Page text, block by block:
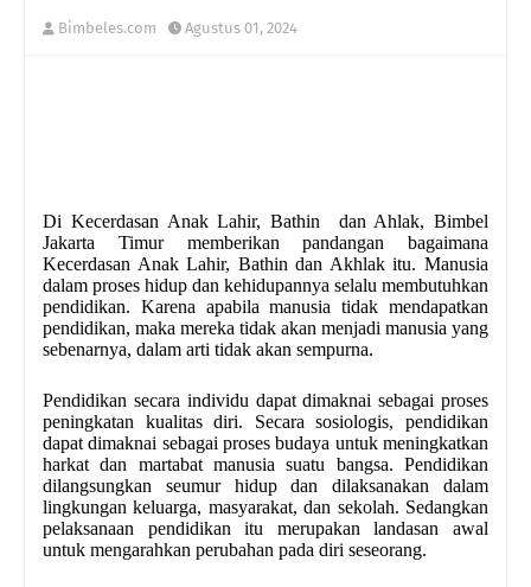
Bimbeles.com Agustus 01, 2024
Di Kecerdasan Anak Lahir, Bathin dan Ahlak, Bimbel
Jakarta Timur memberikan pandangan bagaimana
Kecerdasan Anak Lahir, Bathin dan Akhlak itu. Manusia
dalam proses hidup dan kehidupannya selalu membutuhkan
pendidikan. Karena apabila manusia tidak mendapatkan
pendidikan, maka mereka tidak akan menjadi manusia yang
sebenarnya, dalam arti tidak akan sempurna.
Pendidikan secara individu dapat dimaknai sebagai proses
peningkatan kualitas diri. Secara sosiologis, pendidikan
dapat dimaknai sebagai proses budaya untuk meningkatkan
harkat dan martabat manusia suatu bangsa. Pendidikan
dilangsungkan seumur hidup dan dilaksanakan dalam
lingkungan keluarga, masyarakat, dan sekolah. Sedangkan
pelaksanaan pendidikan itu merupakan landasan awal
untuk mengarahkan perubahan pada diri seseorang.